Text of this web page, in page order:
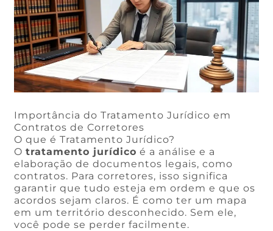
Importância do Tratamento Jurídico em
Contratos de Corretores
O que é Tratamento Jurídico?
Otratamento jurídico é a análise e a
elaboração de documentos legais, como
contratos. Para corretores, isso significa
garantir que tudo esteja em ordem e que os
acordos sejam claros. É como ter um mapa
em um território desconhecido. Sem ele,
você pode se perder facilmente.